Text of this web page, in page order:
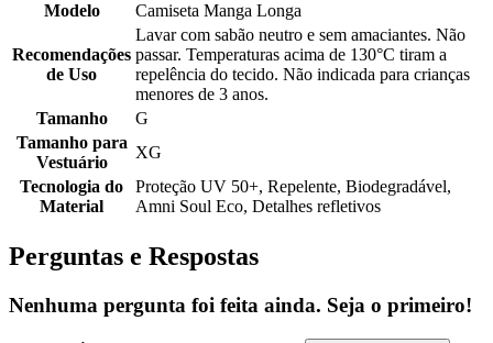
Modelo
Camiseta Manga Longa
Recomendações
de Uso
Lavar com sabão neutro e sem amaciantes. Não
passar. Temperaturas acima de 130°C tiram a
repelência do tecido. Não indicada para crianças
menores de 3 anos.
Tamanho
G
Tamanho para
Vestuário
XG
Tecnologia do
Material
Proteção UV 50+, Repelente, Biodegradável,
Amni Soul Eco, Detalhes refletivos
Perguntas e Respostas
Nenhuma pergunta foi feita ainda. Seja o primeiro!